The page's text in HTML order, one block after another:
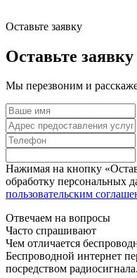
Оставьте заявку
Оставьте
Мы перезвоним и
Нажимая на кнопку
обработку персональных
пользовательским
Отвечаем на вопросы
Часто спрашивают
Чем отличается
Беспроводной интернет
посредством